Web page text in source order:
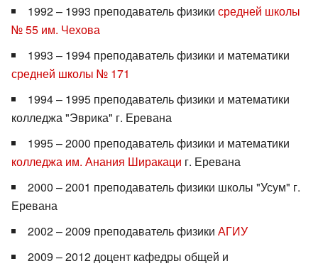
1992 – 1993 преподаватель физики средней школы
№ 55 им. Чехова
1993 – 1994 преподаватель физики и математики
средней школы № 171
1994 – 1995 преподаватель физики и математики
колледжа "Эврика" г. Еревана
1995 – 2000 преподаватель физики и математики
колледжа им. Анания Ширакаци г. Еревана
2000 – 2001 преподаватель физики школы "Усум" г.
Еревана
2002 – 2009 преподаватель физики АГИУ
2009 – 2012 доцент кафедры общей и